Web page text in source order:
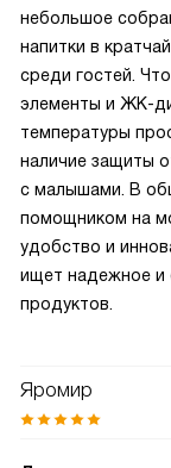
небольшое
напитки в
среди гостей.
элементы и ЖК-
температуры
наличие защиты
с малышами. В
помощником на
удобство и
ищет надежное и
продуктов.
Яромир